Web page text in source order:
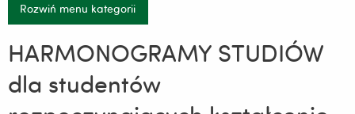
Rozwiń menu kategorii
HARMONOGRAMY STUDIÓW
dla studentów